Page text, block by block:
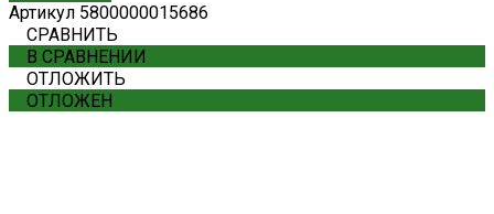
Артикул 5800000015686
СРАВНИТЬ
В СРАВНЕНИИ
ОТЛОЖИТЬ
ОТЛОЖЕН